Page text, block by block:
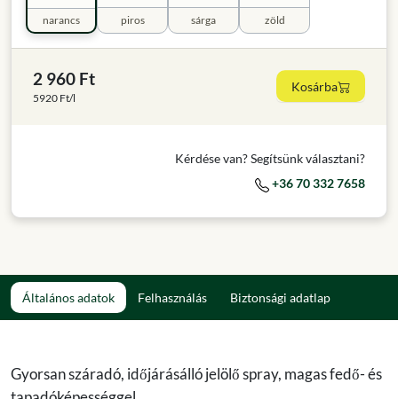
narancs piros sárga zöld
2 960 Ft
5920 Ft/l
Kosárba
Kérdése van? Segítsünk választani?
+36 70 332 7658
Általános adatok Felhasználás Biztonsági adatlap
Gyorsan száradó, időjárásálló jelölő spray, magas fedő- és